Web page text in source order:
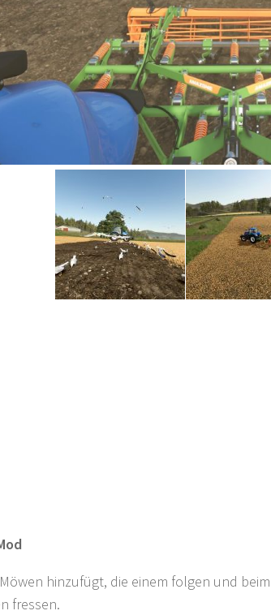
hinzufügt, die einem folgen und
fressen.